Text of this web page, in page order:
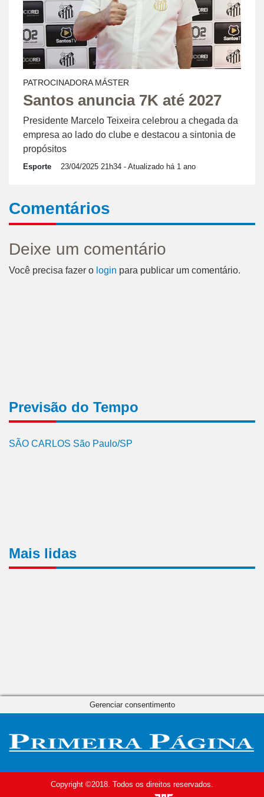
PATROCINADORA MÁSTER
Santos anuncia 7K até 2027
Presidente Marcelo Teixeira celebrou a chegada da
empresa ao lado do clube e destacou a sintonia de
propósitos
Esporte 23/04/2025 21h34 - Atualizado há 1 ano
Comentários
Deixe um comentário
Você precisa fazer o login para publicar um comentário.
Previsão do Tempo
SÃO CARLOS São Paulo/SP
Mais lidas
Copyright ©2018. Todos os direitos reservados.
Gerenciar consentimento